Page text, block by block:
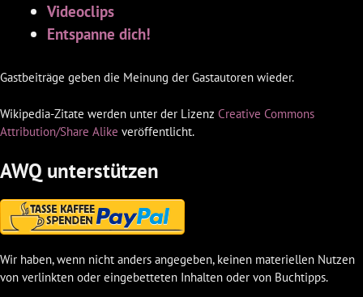
Videoclips
Entspanne dich!
Gastbeiträge geben die Meinung der Gastautoren wieder.
Wikipedia-Zitate werden unter der Lizenz Creative Commons
Attribution/Share Alike veröffentlicht.
AWQ unterstützen
Wir haben, wenn nicht anders angegeben, keinen materiellen Nutzen
von verlinkten oder eingebetteten Inhalten oder von Buchtipps.